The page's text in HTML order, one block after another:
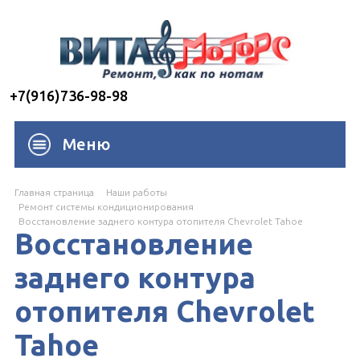
+7(916)736-98-98
Меню
Главная страница
Наши работы
Ремонт системы кондиционирования
Восстановление заднего контура отопителя Chevrolet Tahoe
Восстановление
заднего контура
отопителя Chevrolet
Tahoe